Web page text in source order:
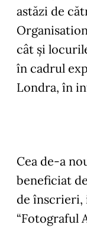
astăzi de
cât și
în cadrul
Londra, în
Cea de-a
beneficiat
de înscrieri,
“Fotograful